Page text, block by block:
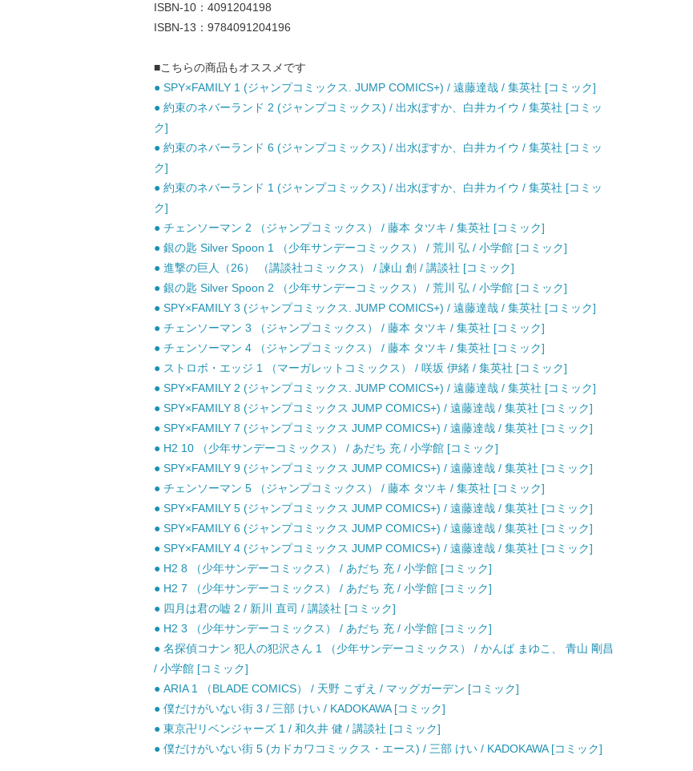
ISBN-10：4091204198
ISBN-13：9784091204196
■こちらの商品もオススメです
● SPY×FAMILY 1 (ジャンプコミックス. JUMP COMICS+) / 遠藤達哉 / 集英社 [コミック]
● 約束のネバーランド 2 (ジャンプコミックス) / 出水ぽすか、白井カイウ / 集英社 [コミッ
ク]
● 約束のネバーランド 6 (ジャンプコミックス) / 出水ぽすか、白井カイウ / 集英社 [コミッ
ク]
● 約束のネバーランド 1 (ジャンプコミックス) / 出水ぽすか、白井カイウ / 集英社 [コミッ
ク]
● チェンソーマン 2 （ジャンプコミックス） / 藤本 タツキ / 集英社 [コミック]
● 銀の匙 Silver Spoon 1 （少年サンデーコミックス） / 荒川 弘 / 小学館 [コミック]
● 進撃の巨人（26） （講談社コミックス） / 諫山 創 / 講談社 [コミック]
● 銀の匙 Silver Spoon 2 （少年サンデーコミックス） / 荒川 弘 / 小学館 [コミック]
● SPY×FAMILY 3 (ジャンプコミックス. JUMP COMICS+) / 遠藤達哉 / 集英社 [コミック]
● チェンソーマン 3 （ジャンプコミックス） / 藤本 タツキ / 集英社 [コミック]
● チェンソーマン 4 （ジャンプコミックス） / 藤本 タツキ / 集英社 [コミック]
● ストロボ・エッジ 1 （マーガレットコミックス） / 咲坂 伊緒 / 集英社 [コミック]
● SPY×FAMILY 2 (ジャンプコミックス. JUMP COMICS+) / 遠藤達哉 / 集英社 [コミック]
● SPY×FAMILY 8 (ジャンプコミックス JUMP COMICS+) / 遠藤達哉 / 集英社 [コミック]
● SPY×FAMILY 7 (ジャンプコミックス JUMP COMICS+) / 遠藤達哉 / 集英社 [コミック]
● H2 10 （少年サンデーコミックス） / あだち 充 / 小学館 [コミック]
● SPY×FAMILY 9 (ジャンプコミックス JUMP COMICS+) / 遠藤達哉 / 集英社 [コミック]
● チェンソーマン 5 （ジャンプコミックス） / 藤本 タツキ / 集英社 [コミック]
● SPY×FAMILY 5 (ジャンプコミックス JUMP COMICS+) / 遠藤達哉 / 集英社 [コミック]
● SPY×FAMILY 6 (ジャンプコミックス JUMP COMICS+) / 遠藤達哉 / 集英社 [コミック]
● SPY×FAMILY 4 (ジャンプコミックス JUMP COMICS+) / 遠藤達哉 / 集英社 [コミック]
● H2 8 （少年サンデーコミックス） / あだち 充 / 小学館 [コミック]
● H2 7 （少年サンデーコミックス） / あだち 充 / 小学館 [コミック]
● 四月は君の嘘 2 / 新川 直司 / 講談社 [コミック]
● H2 3 （少年サンデーコミックス） / あだち 充 / 小学館 [コミック]
● 名探偵コナン 犯人の犯沢さん 1 （少年サンデーコミックス） / かんば まゆこ、 青山 剛昌
/ 小学館 [コミック]
● ARIA 1 （BLADE COMICS） / 天野 こずえ / マッグガーデン [コミック]
● 僕だけがいない街 3 / 三部 けい / KADOKAWA [コミック]
● 東京卍リベンジャーズ 1 / 和久井 健 / 講談社 [コミック]
● 僕だけがいない街 5 (カドカワコミックス・エース) / 三部 けい / KADOKAWA [コミック]